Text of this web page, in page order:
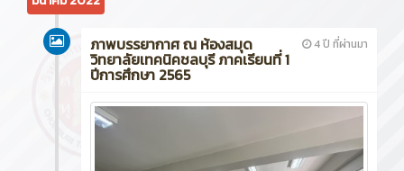
4 ปี ที่ผ่านมา
ภาพบรรยากาศ ณ ห้องสมุด
วิทยาลัยเทคนิคชลบุรี ภาคเรียนที่ 1
ปีการศึกษา 2565